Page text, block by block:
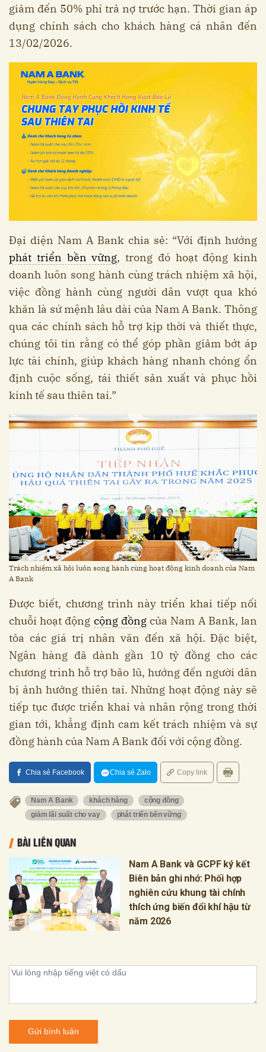
giảm đến 50% phí trả nợ trước hạn. Thời gian áp
dụng chính sách cho khách hàng cá nhân đến
13/02/2026.
Đại diện Nam A Bank chia sẻ: “Với định hướng
phát triển bền vững, trong đó hoạt động kinh
doanh luôn song hành cùng trách nhiệm xã hội,
việc đồng hành cùng người dân vượt qua khó
khăn là sứ mệnh lâu dài của Nam A Bank. Thông
qua các chính sách hỗ trợ kịp thời và thiết thực,
chúng tôi tin rằng có thể góp phần giảm bớt áp
lực tài chính, giúp khách hàng nhanh chóng ổn
định cuộc sống, tái thiết sản xuất và phục hồi
kinh tế sau thiên tai.”
Trách nhiệm xã hội luôn song hành cùng hoạt động kinh doanh của Nam
A Bank
Được biết, chương trình này triển khai tiếp nối
chuỗi hoạt động cộng đồngcủa Nam A Bank, lan
tỏa các giá trị nhân văn đến xã hội. Đặc biệt,
Ngân hàng đã dành gần 10 tỷ đồng cho các
chương trình hỗ trợ bão lũ, hướng đến người dân
bị ảnh hưởng thiên tai. Những hoạt động này sẽ
tiếp tục được triển khai và nhân rộng trong thời
gian tới, khẳng định cam kết trách nhiệm và sự
đồng hành của Nam A Bank đối với cộng đồng.
Chia sẻ Facebook Chia sẻ Zalo Copy link
Nam A Bank khách hàng
cộng đồng
giảm lãi suất cho vay
phát triển bền vững
BÀI LIÊN QUAN
Nam A Bank và GCPF ký kết
Biên bản ghi nhớ: Phối hợp
nghiên cứu khung tài chính
thích ứng biến đổi khí hậu từ
năm 2026
Gửi bình luận